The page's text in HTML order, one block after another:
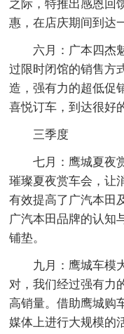
之际，特推出感恩回
惠，在店庆期间到达
六月：广本四
过限时闭馆的销售方
造，强有力的超低促
喜悦订车，到达很好
三季度
七月：鹰城夏
璀璨夏夜赏车会，让
有效提高了广汽本田
广汽本田品牌的认知
铺垫。
九月：鹰城车
对，我们经过强有力
高销量。借助鹰城购
媒体上进行大规模的